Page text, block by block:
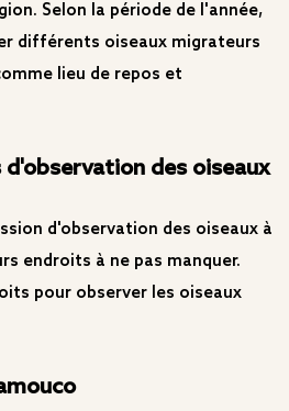
Selon la période de l'année,
différents oiseaux migrateurs
lieu de repos et
des oiseaux
d'observation des oiseaux à
endroits à ne pas manquer.
pour observer les oiseaux